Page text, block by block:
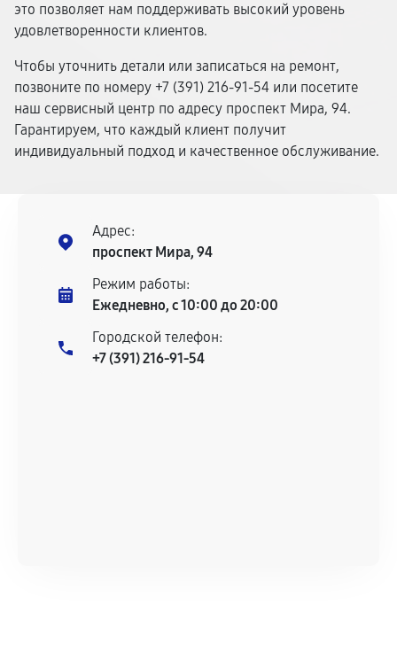
это позволяет нам поддерживать высокий уровень
удовлетворенности клиентов.
Чтобы уточнить детали или записаться на ремонт,
позвоните по номеру +7 (391) 216-91-54 или посетите
наш сервисный центр по адресу проспект Мира, 94.
Гарантируем, что каждый клиент получит
индивидуальный подход и качественное обслуживание.
Адрес:
проспект Мира, 94
Режим работы:
Ежедневно, с 10:00 до 20:00
Городской телефон:
+7 (391) 216-91-54